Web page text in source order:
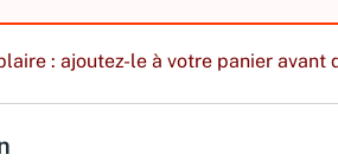
: ajoutez-le à votre panier avant